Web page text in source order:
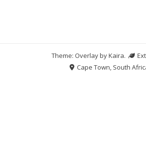
Theme: Overlay byKaira.
Cape Town, South